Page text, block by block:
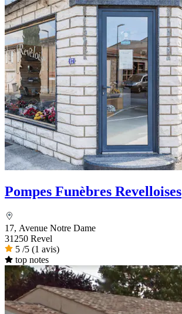
Pompes Funèbres Revelloises
17, Avenue Notre Dame
31250 Revel
5 /5 (1 avis)
top notes